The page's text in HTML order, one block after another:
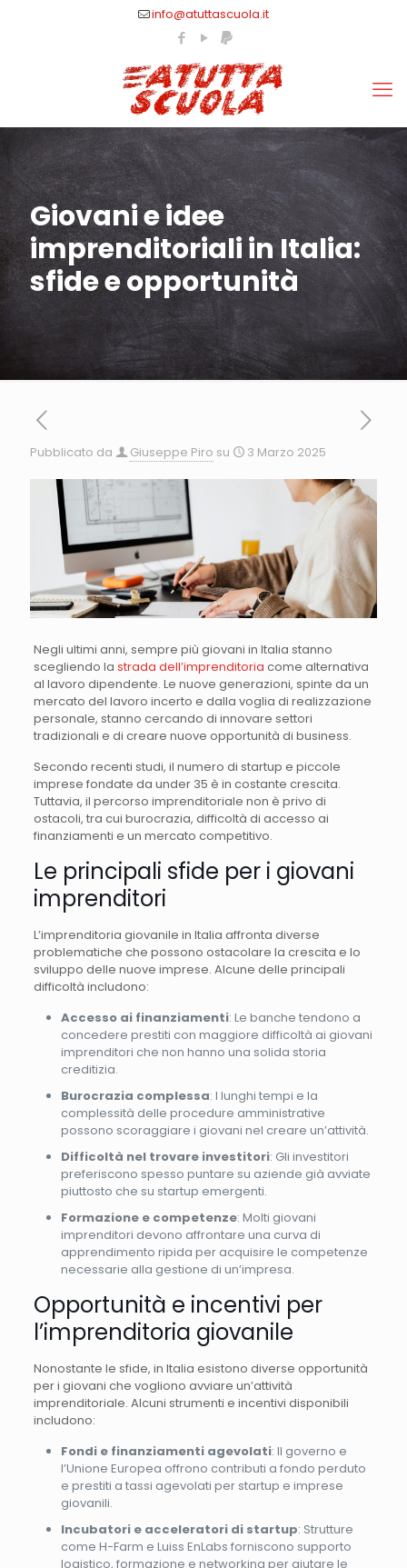
info@atuttascuola.it
Giovani e idee
imprenditoriali in Italia:
sfide e opportunità
Pubblicato da Giuseppe Piro su 3 Marzo 2025
Negli ultimi anni, sempre più giovani in Italia stanno
scegliendo la strada dell’imprenditoria come alternativa
al lavoro dipendente. Le nuove generazioni, spinte da un
mercato del lavoro incerto e dalla voglia di realizzazione
personale, stanno cercando di innovare settori
tradizionali e di creare nuove opportunità di business.
Secondo recenti studi, il numero di startup e piccole
imprese fondate da under 35 è in costante crescita.
Tuttavia, il percorso imprenditoriale non è privo di
ostacoli, tra cui burocrazia, difficoltà di accesso ai
finanziamenti e un mercato competitivo.
Le principali sfide per i giovani
imprenditori
L’imprenditoria giovanile in Italia affronta diverse
problematiche che possono ostacolare la crescita e lo
sviluppo delle nuove imprese. Alcune delle principali
difficoltà includono:
Accesso ai finanziamenti: Le banche tendono a
concedere prestiti con maggiore difficoltà ai giovani
imprenditori che non hanno una solida storia
creditizia.
Burocrazia complessa: I lunghi tempi e la
complessità delle procedure amministrative
possono scoraggiare i giovani nel creare un’attività.
Difficoltà nel trovare investitori: Gli investitori
preferiscono spesso puntare su aziende già avviate
piuttosto che su startup emergenti.
Formazione e competenze: Molti giovani
imprenditori devono affrontare una curva di
apprendimento ripida per acquisire le competenze
necessarie alla gestione di un’impresa.
Opportunità e incentivi per
l’imprenditoria giovanile
Nonostante le sfide, in Italia esistono diverse opportunità
per i giovani che vogliono avviare un’attività
imprenditoriale. Alcuni strumenti e incentivi disponibili
includono:
Fondi e finanziamenti agevolati: Il governo e
l’Unione Europea offrono contributi a fondo perduto
e prestiti a tassi agevolati per startup e imprese
giovanili.
Incubatori e acceleratori di startup: Strutture
come H-Farm e Luiss EnLabs forniscono supporto
logistico, formazione e networking per aiutare le